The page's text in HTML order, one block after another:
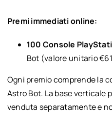
Premi immediati online:
100 Console
Bot (valore unitario
Ogni premio comprende la
Astro Bot. La base verticale
venduta separatamente e